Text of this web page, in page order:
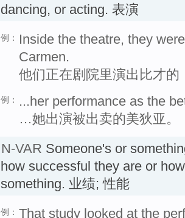
dancing, or acting. 表演
例：
Inside the theatre, they
Carmen.
他们正在剧院里演出比才的
例：
...her performance as the
…她出演被出卖的美狄亚。
N-VAR Someone's or
how successful they are or
something. 业绩; 性能
例： That study looked at the